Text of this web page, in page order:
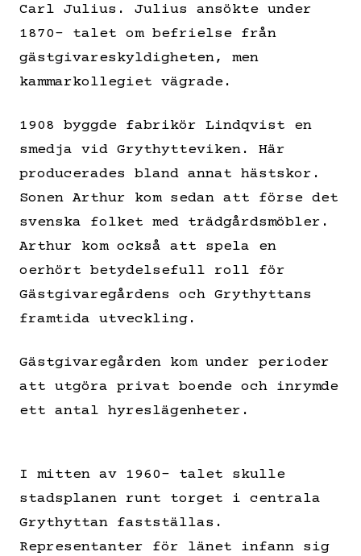
Carl Julius. Julius ansökte under
1870- talet om befrielse från
gästgivareskyldigheten, men
kammarkollegiet vägrade.
1908 byggde fabrikör Lindqvist en
smedja vid Grythytteviken. Här
producerades bland annat hästskor.
Sonen Arthur kom sedan att förse det
svenska folket med trädgårdsmöbler.
Arthur kom också att spela en
oerhört betydelsefull roll för
Gästgivaregårdens och Grythyttans
framtida utveckling.
Gästgivaregården kom under perioder
att utgöra privat boende och inrymde
ett antal hyreslägenheter.
I mitten av 1960- talet skulle
stadsplanen runt torget i centrala
Grythyttan fastställas.
Representanter för länet infann sig